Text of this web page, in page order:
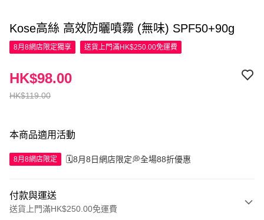
Kose高絲 高效防曬噴霧 (無味) SPF50+90g
8月8網店限定獨享 送貨上門滿HK$250.00免運費
HK$119.00
HK$98.00
本商品適用活動
8月8網店限定 🗓️8月8日網店限定💭全場88折優惠
付款與運送
送貨上門滿HK$250.00免運費